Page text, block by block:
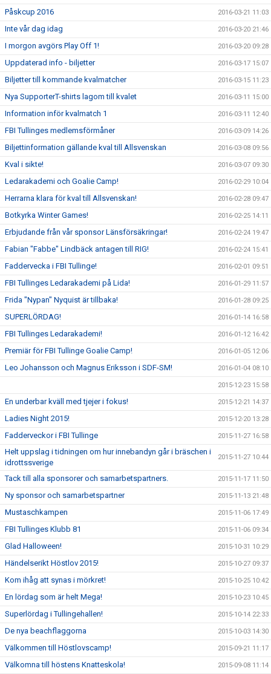
Påskcup 2016 2016-03-21 11:03
Inte vår dag idag 2016-03-20 21:46
I morgon avgörs Play Off 1! 2016-03-20 09:28
Uppdaterad info - biljetter 2016-03-17 15:07
Biljetter till kommande kvalmatcher 2016-03-15 11:23
Nya SupporterT-shirts lagom till kvalet 2016-03-11 15:00
Information inför kvalmatch 1 2016-03-11 12:40
FBI Tullinges medlemsförmåner 2016-03-09 14:26
Biljettinformation gällande kval till Allsvenskan 2016-03-08 09:56
Kval i sikte! 2016-03-07 09:30
Ledarakademi och Goalie Camp! 2016-02-29 10:04
Herrarna klara för kval till Allsvenskan! 2016-02-28 09:47
Botkyrka Winter Games! 2016-02-25 14:11
Erbjudande från vår sponsor Länsförsäkringar! 2016-02-24 19:47
Fabian "Fabbe" Lindbäck antagen till RIG! 2016-02-24 15:41
Faddervecka i FBI Tullinge! 2016-02-01 09:51
FBI Tullinges Ledarakademi på Lida! 2016-01-29 11:57
Frida "Nypan" Nyquist är tillbaka! 2016-01-28 09:25
SUPERLÖRDAG! 2016-01-14 16:58
FBI Tullinges Ledarakademi! 2016-01-12 16:42
Premiär för FBI Tullinge Goalie Camp! 2016-01-05 12:06
Leo Johansson och Magnus Eriksson i SDF-SM! 2016-01-04 08:10
2015-12-23 15:58
En underbar kväll med tjejer i fokus! 2015-12-21 14:37
Ladies Night 2015! 2015-12-20 13:28
Fadderveckor i FBI Tullinge 2015-11-27 16:58
Helt uppslag i tidningen om hur innebandyn går i bräschen i
idrottssverige
2015-11-27 10:44
Tack till alla sponsorer och samarbetspartners. 2015-11-17 11:50
Ny sponsor och samarbetspartner 2015-11-13 21:48
Mustaschkampen 2015-11-06 17:49
FBI Tullinges Klubb 81 2015-11-06 09:34
Glad Halloween! 2015-10-31 10:29
Händelserikt Höstlov 2015! 2015-10-27 09:37
Kom ihåg att synas i mörkret! 2015-10-25 10:42
En lördag som är helt Mega! 2015-10-23 10:45
Superlördag i Tullingehallen! 2015-10-14 22:33
De nya beachflaggorna 2015-10-03 14:30
Välkommen till Höstlovscamp! 2015-09-21 11:17
Välkomna till höstens Knatteskola! 2015-09-08 11:14